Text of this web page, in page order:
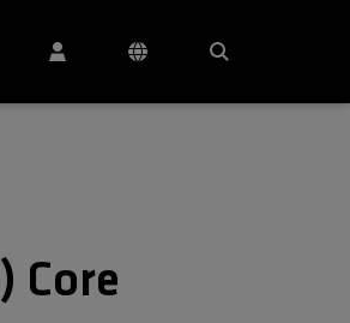
Core